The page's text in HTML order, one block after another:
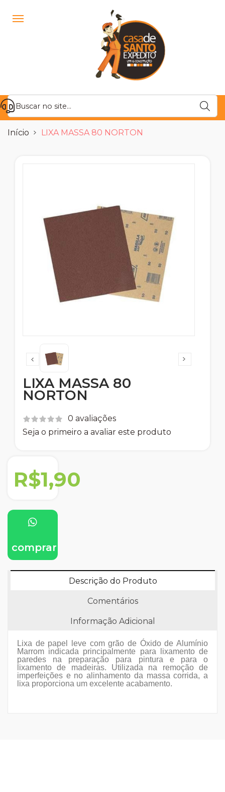
Início LIXA MASSA 80 NORTON
LIXA MASSA 80
NORTON
0 avaliações
Seja o primeiro a avaliar este produto
R$1,90
comprar
Descrição do Produto
Comentários
Informação Adicional
Lixa de papel leve com grão de Óxido de Alumínio
Marrom indicada principalmente para lixamento de
paredes na preparação para pintura e para o
lixamento de madeiras. Utilizada na remoção de
imperfeições e no alinhamento da massa corrida, a
lixa proporciona um excelente acabamento.